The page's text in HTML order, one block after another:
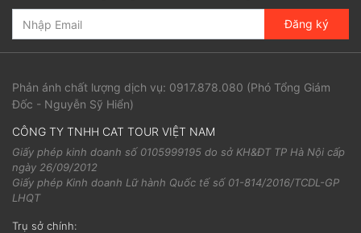
Đăng ký
Phản ánh chất lượng dịch vụ: 0917.878.080 (Phó Tổng Giám
Đốc - Nguyễn Sỹ Hiển)
CÔNG TY TNHH CAT TOUR VIỆT NAM
Giấy phép kinh doanh số 0105999195 do sở KH&ĐT TP Hà Nội cấp
ngày 26/09/2012
Giấy phép Kinh doanh Lữ hành Quốc tế số 01-814/2016/TCDL-GP
LHQT
Trụ sở chính: